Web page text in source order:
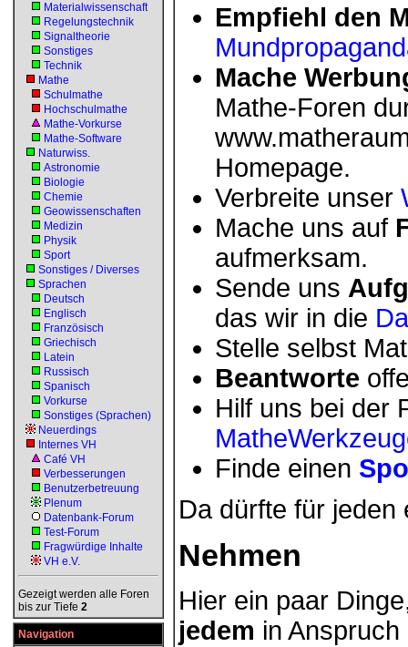
Materialwissenschaft
Regelungstechnik
Signaltheorie
Sonstiges
Technik
Mathe
Schulmathe
Hochschulmathe
Mathe-Vorkurse
Mathe-Software
Naturwiss.
Astronomie
Biologie
Chemie
Geowissenschaften
Medizin
Physik
Sport
Sonstiges / Diverses
Sprachen
Deutsch
Englisch
Französisch
Griechisch
Latein
Russisch
Spanisch
Vorkurse
Sonstiges (Sprachen)
Neuerdings
Internes VH
Café VH
Verbesserungen
Benutzerbetreuung
Plenum
Datenbank-Forum
Test-Forum
Fragwürdige Inhalte
VH e.V.
Gezeigt werden alle Foren
bis zur Tiefe 2
Navigation
Empfiehl den
Mache
Mathe-Foren
Homepage.
Verbreite unser
Mache uns auf
aufmerksam.
Sende uns
das wir in die
Stelle selbst
Beantworte
Hilf uns bei der
Finde einen
Da dürfte für jeden
Nehmen
Hier ein paar
jedem in